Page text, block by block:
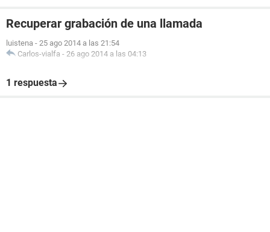
Recuperar grabación de una llamada
luistena - 25 ago 2014 a las 21:54
Carlos-vialfa - 26 ago 2014 a las 04:13
1 respuesta